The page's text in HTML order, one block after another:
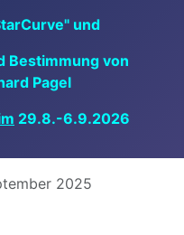
und
Bestimmung von
Pagel
29.8.-6.9.2026
2025